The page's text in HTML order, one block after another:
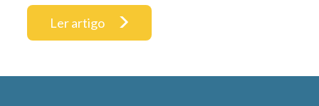
Ler artigo